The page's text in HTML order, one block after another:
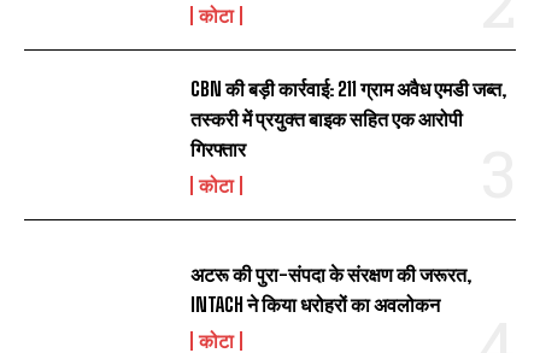
कोटा
CBN की बड़ी कार्रवाई: 211 ग्राम अवैध एमडी जब्त,
तस्करी में प्रयुक्त बाइक सहित एक आरोपी
गिरफ्तार
कोटा
अटरू की पुरा-संपदा के संरक्षण की जरूरत,
INTACH ने किया धरोहरों का अवलोकन
कोटा